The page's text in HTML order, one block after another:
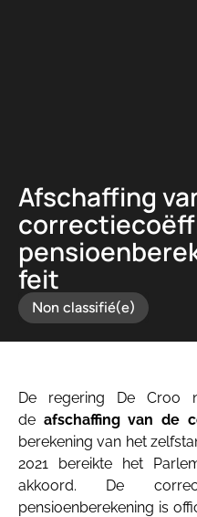
Afschaffing
feit
Non classifié(e)
De regering De Croo
de afschaffing van de
berekening van het
2021 bereikte het
akkoord. De
pensioenberekening is